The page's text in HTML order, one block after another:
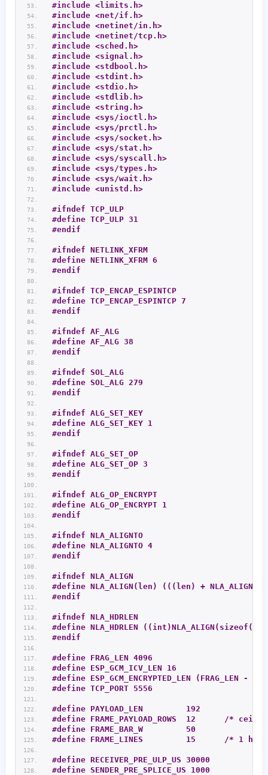
#include <limits.h>
#include <net/if.h>
#include <netinet/in.h>
#include <netinet/tcp.h>
#include <sched.h>
#include <signal.h>
#include <stdbool.h>
#include <stdint.h>
#include <stdio.h>
#include <stdlib.h>
#include <string.h>
#include <sys/ioctl.h>
#include <sys/prctl.h>
#include <sys/socket.h>
#include <sys/stat.h>
#include <sys/syscall.h>
#include <sys/types.h>
#include <sys/wait.h>
#include <unistd.h>
#ifndef TCP_ULP
#define TCP_ULP 31
#endif
#ifndef NETLINK_XFRM
#define NETLINK_XFRM 6
#endif
#ifndef TCP_ENCAP_ESPINTCP
#define TCP_ENCAP_ESPINTCP 7
#endif
#ifndef AF_ALG
#define AF_ALG 38
#endif
#ifndef SOL_ALG
#define SOL_ALG 279
#endif
#ifndef ALG_SET_KEY
#define ALG_SET_KEY 1
#endif
#ifndef ALG_SET_OP
#define ALG_SET_OP 3
#endif
#ifndef ALG_OP_ENCRYPT
#define ALG_OP_ENCRYPT 1
#endif
#ifndef NLA_ALIGNTO
#define NLA_ALIGNTO 4
#endif
#ifndef NLA_ALIGN
#define NLA_ALIGN(len) (((len) +
#endif
#ifndef NLA_HDRLEN
#define NLA_HDRLEN
#endif
#define FRAG_LEN 4096
#define ESP_GCM_ICV_LEN 16
#define ESP_GCM_ENCRYPTED_LEN (FRAG_LEN -
#define TCP_PORT 5556
#define PAYLOAD_LEN         192
#define FRAME_PAYLOAD_ROWS  12      /*
#define FRAME_BAR_W         50
#define FRAME_LINES         15      /* 1
#define RECEIVER_PRE_ULP_US 30000
#define SENDER_PRE_SPLICE_US 1000